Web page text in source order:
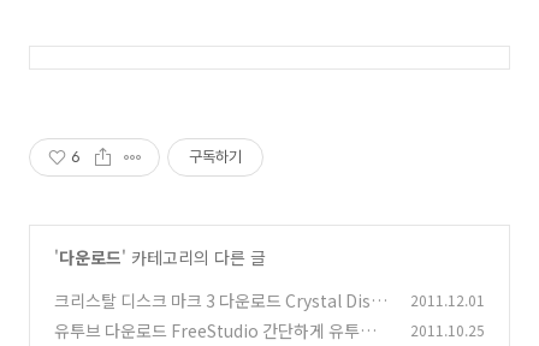
6 구독하기
'다운로드' 카테고리의 다른 글
크리스탈 디스크 마크 3 다운로드 Crystal Disk
Mark Download (3)
2011.12.01
유투브 다운로드 FreeStudio 간단하게 유투브
2011.10.25